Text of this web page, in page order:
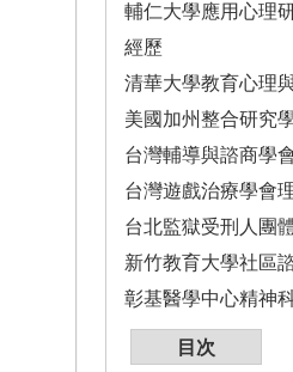
輔仁大學應用心理
經歷
清華大學教育心理
美國加州整合研究
台灣輔導與諮商學
台灣遊戲治療學會
台北監獄受刑人團
新竹教育大學社區
彰基醫學中心精神
目次